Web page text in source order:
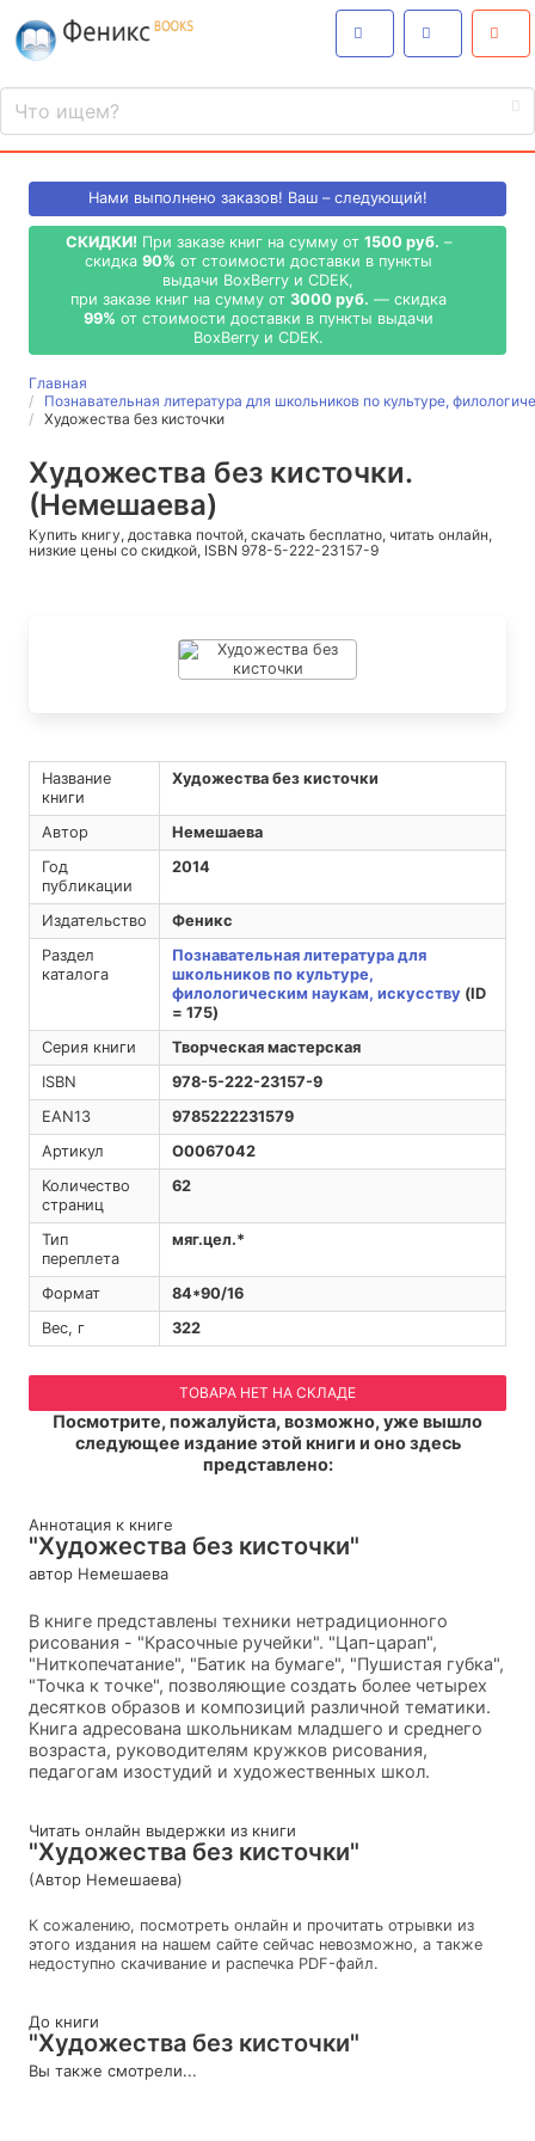
Нами выполнено заказов! Ваш – следующий!
СКИДКИ! При заказе книг на сумму от 1500 руб. –
скидка 90% от стоимости доставки в пункты
выдачи BoxBerry и CDEK,
при заказе книг на сумму от 3000 руб. — скидка
99% от стоимости доставки в пункты выдачи
BoxBerry и CDEK.
Главная
Познавательная литература для школьников по культуре,
Художества без кисточки
Художества без кисточки.
(Немешаева)
Купить книгу, доставка почтой, скачать бесплатно, читать онлайн,
низкие цены со скидкой, ISBN 978-5-222-23157-9
Название
книги
Художества без кисточки
Автор
Немешаева
Год
публикации
2014
Издательство
Феникс
Раздел
каталога
Познавательная литература для
школьников по культуре,
филологическим наукам, искусству (ID
= 175)
Серия книги
Творческая мастерская
ISBN
978-5-222-23157-9
EAN13
9785222231579
Артикул
O0067042
Количество
страниц
62
Тип
переплета
мяг.цел.*
Формат
84*90/16
Вес, г
322
ТОВАРА НЕТ НА СКЛАДЕ
Посмотрите, пожалуйста, возможно, уже вышло
следующее издание этой книги и оно здесь
представлено:
Аннотация к книге
"Художества без кисточки"
автор Немешаева
В книге представлены техники нетрадиционного
рисования - "Красочные ручейки". "Цап-царап",
"Ниткопечатание", "Батик на бумаге", "Пушистая губка",
"Точка к точке", позволяющие создать более четырех
десятков образов и композиций различной тематики.
Книга адресована школьникам младшего и среднего
возраста, руководителям кружков рисования,
педагогам изостудий и художественных школ.
Читать онлайн выдержки из книги
"Художества без кисточки"
(Автор Немешаева)
К сожалению, посмотреть онлайн и прочитать отрывки из
этого издания на нашем сайте сейчас невозможно, а также
недоступно скачивание и распечка PDF-файл.
До книги
"Художества без кисточки"
Вы также смотрели...